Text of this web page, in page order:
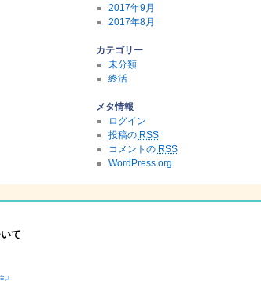
2017年9月
2017年8月
カテゴリー
未分類
終活
メタ情報
ログイン
投稿の RSS
コメントの RSS
WordPress.org
て